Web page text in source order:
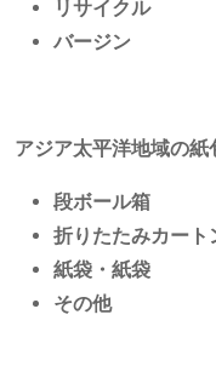
リサイクル
バージン
アジア太平洋地域の紙
段ボール箱
折りたたみカート
紙袋・紙袋
その他